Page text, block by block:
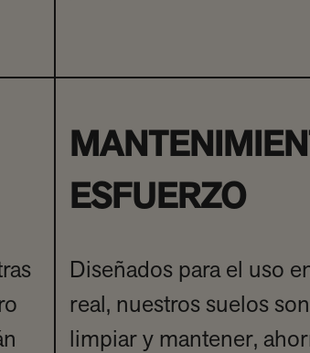
ESFUERZO
Diseñados para el uso
real, nuestros suelos
limpiar y mantener,